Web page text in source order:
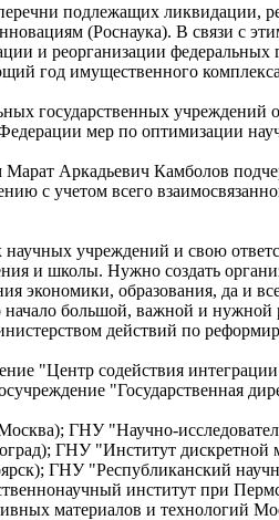
подлежащих
(Роснаука). В связи с
и реорганизации
год имущественного
государственных
мер по оптимизации
Марат Аркадьевич Камболов
с учетом всего
учреждений и свою
и школы. Нужно создать
экономики, образования, да и
большой, важной и
действий по
"Центр содействия
"Государственная
ГНУ "Научно-
ГНУ "Институт
ГНУ "Республиканский
институт при
материалов и технологий